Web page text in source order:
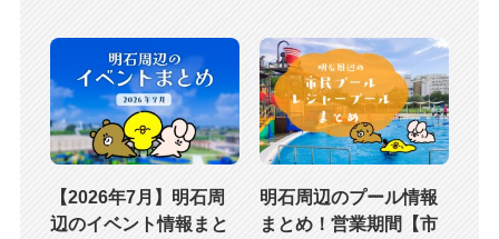
【2026年7月】明石周
辺のイベント情報まと
明石周辺のプール情報
まとめ！営業期間【市